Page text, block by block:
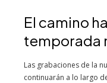
El camino
temporada
Las grabaciones de la
continuarán a lo largo